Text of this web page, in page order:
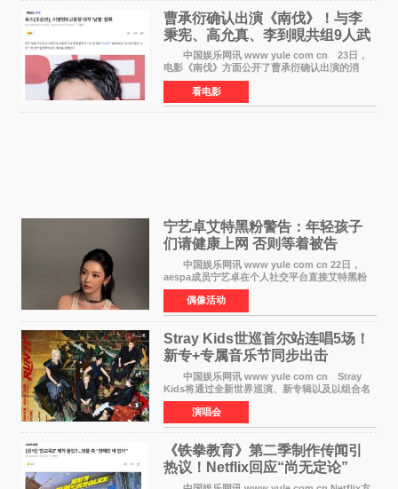
曹承衍确认出演《南伐》！与李
秉宪、高允真、李到晛共组9人武
士团
中国娱乐网讯 www yule com cn 23日，
电影《南伐》方面公开了曹承衍确认出演的消
息。通过歌手活动展现出独特色彩的曹承衍将在
片中饰演拥有出色弓箭技术的弓箭手，他将在这
一历史动作大片中展
看电影
宁艺卓艾特黑粉警告：年轻孩子
们​请健康上网 否则等着被告
中国娱乐网讯 www yule com cn 22日，
aespa成员宁艺卓在个人社交平台直接艾特黑粉
账号，正面喊话回应长期以来的恶意攻击，引发
广泛关注。 宁艺卓在文中表示，自己早已注
意到部分网友持续
偶像活动
Stray Kids世巡首尔站连唱5场！
新专+专属音乐节同步出击
中国娱乐网讯 www yule com cn Stray
Kids将通过全新世界巡演、新专辑以及以组合名
义打造的专属音乐节等一系列全球活动，开启事
业发展的全新篇章。 Stray Kids将于7月25日
至26日、29日
演唱会
《铁拳教育》第二季制作传闻引
热议！Netflix回应“尚无定论”